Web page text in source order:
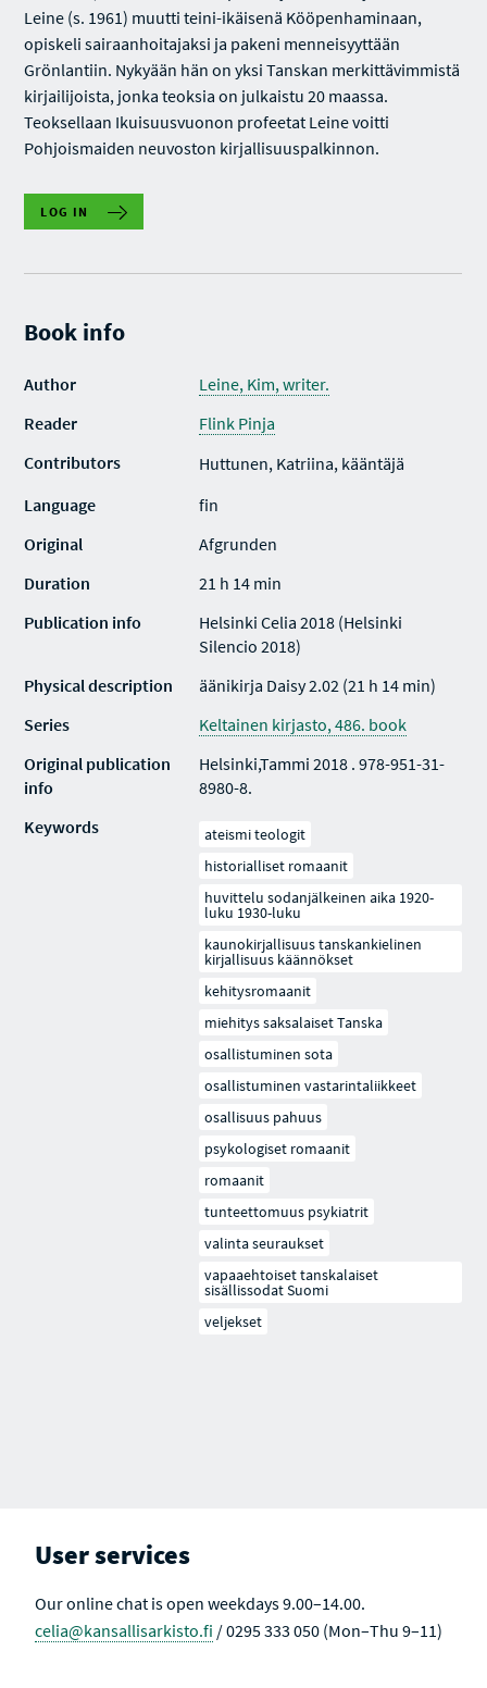
Leine (s. 1961) muutti teini-ikäisenä Kööpenhaminaan,
opiskeli sairaanhoitajaksi ja pakeni menneisyyttään
Grönlantiin. Nykyään hän on yksi Tanskan merkittävimmistä
kirjailijoista, jonka teoksia on julkaistu 20 maassa.
Teoksellaan Ikuisuusvuonon profeetat Leine voitti
Pohjoismaiden neuvoston kirjallisuuspalkinnon.
LOG IN
Book info
Author
Leine, Kim, writer.
Reader
Flink Pinja
Contributors
Huttunen, Katriina, kääntäjä
Language
fin
Original
Afgrunden
Duration
21 h 14 min
Publication info
Helsinki Celia 2018 (Helsinki
Silencio 2018)
Physical description
äänikirja Daisy 2.02 (21 h 14 min)
Series
Keltainen kirjasto, 486. book
Original publication
info
Helsinki,Tammi 2018 . 978-951-31-
8980-8.
Keywords
ateismi teologit
historialliset romaanit
huvittelu sodanjälkeinen aika 1920-
luku 1930-luku
kaunokirjallisuus tanskankielinen
kirjallisuus käännökset
kehitysromaanit
miehitys saksalaiset Tanska
osallistuminen sota
osallistuminen vastarintaliikkeet
osallisuus pahuus
psykologiset romaanit
romaanit
tunteettomuus psykiatrit
valinta seuraukset
vapaaehtoiset tanskalaiset
sisällissodat Suomi
veljekset
User services
Our online chat is open weekdays 9.00–14.00.
celia@kansallisarkisto.fi / 0295 333 050 (Mon–Thu 9–11)